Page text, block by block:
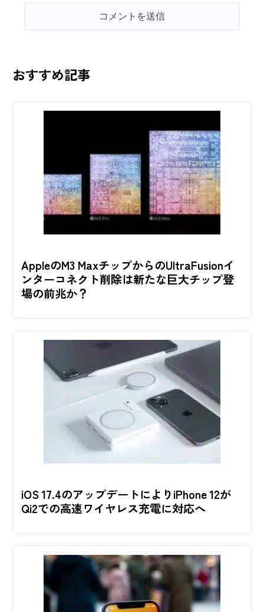
おすすめ記事
AppleのM3 MaxチップからのUltraFusionイ
ンターコネクト削除は新たな巨大チップ登
場の前兆か？
iOS 17.4のアップデートによりiPhone 12が
Qi2での高速ワイヤレス充電に対応へ